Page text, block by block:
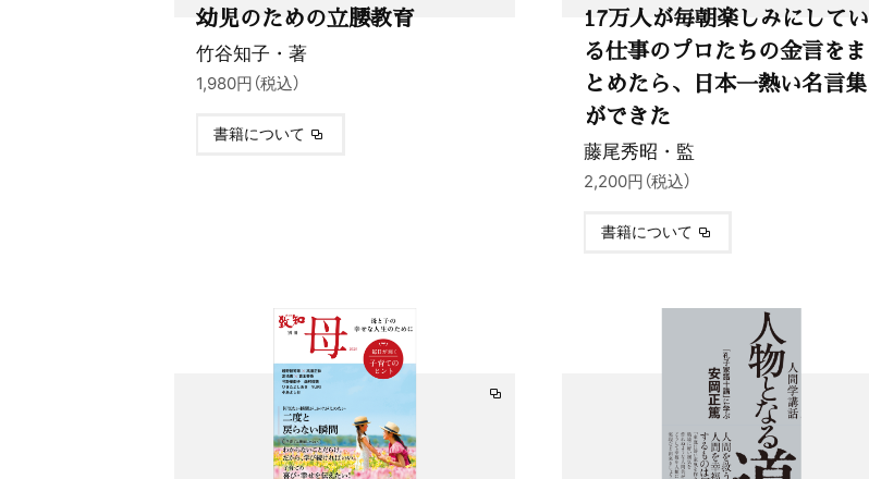
幼児のための立腰教育
竹谷知子・著
1,980円（税込）
書籍について
17万人が毎朝楽しみにしてい
る仕事のプロたちの金言をま
とめたら、日本一熱い名言集
ができた
藤尾秀昭・監
2,200円（税込）
書籍について